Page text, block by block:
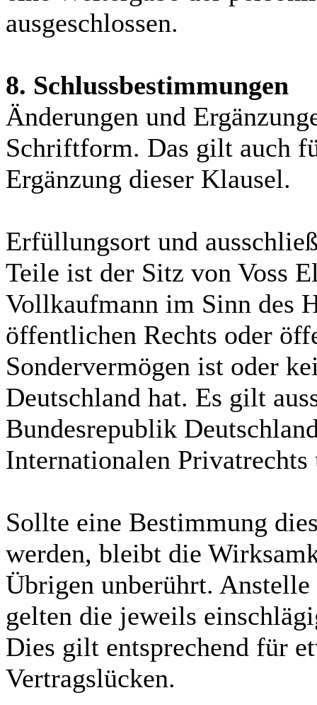
ausgeschlossen.
8. Schlussbestimmungen
Änderungen und
Schriftform. Das gilt auch
Ergänzung dieser Klausel.
Erfüllungsort und
Teile ist der Sitz von Voss
Vollkaufmann im Sinn des
öffentlichen Rechts oder
Sondervermögen ist oder
Deutschland hat. Es gilt
Bundesrepublik
Internationalen
Sollte eine Bestimmung
werden, bleibt die
Übrigen unberührt.
gelten die jeweils
Dies gilt entsprechend für
Vertragslücken.